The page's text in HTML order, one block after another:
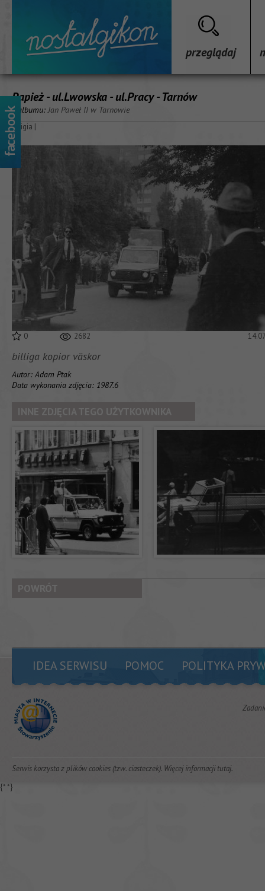
przeglądaj
Papież - ul.Lwowska - ul.Pracy - Tarnów
z albumu:Jan Paweł II w Tarnowie
religia |
0 2682
billiga kopior väskor
Autor: Adam Ptak
Data wykonania zdjęcia: 1987.6
INNE ZDJĘCIA TEGO UŻYTKOWNIKA
POWRÓT
IDEA SERWISU POMOC POLITYKA
Serwis korzysta z plików cookies (tzw. ciasteczek). Więcej informacjitutaj.
{**}